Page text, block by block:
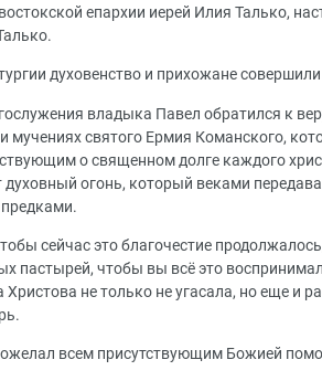
епархии иерей Илия Талько,
духовенство и прихожане
владыка Павел обратился к
мучениях святого Ермия Команского,
о священном долге каждого
огонь, который веками
сейчас это благочестие
пастырей, чтобы вы всё это
не только не угасала, но еще и
всем присутствующим Божией